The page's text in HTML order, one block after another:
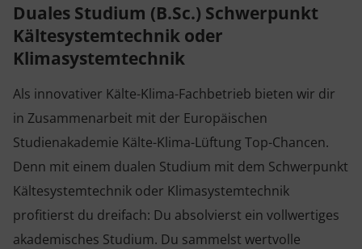
Duales Studium (B.Sc.) Schwerpunkt
Kältesystemtechnik oder
Klimasystemtechnik
Als innovativer Kälte-Klima-Fachbetrieb bieten wir dir
in Zusammenarbeit mit der Europäischen
Studienakademie Kälte-Klima-Lüftung Top-Chancen.
Denn mit einem dualen Studium mit dem Schwerpunkt
Kältesystemtechnik oder Klimasystemtechnik
profitierst du dreifach: Du absolvierst ein vollwertiges
akademisches Studium. Du sammelst wertvolle